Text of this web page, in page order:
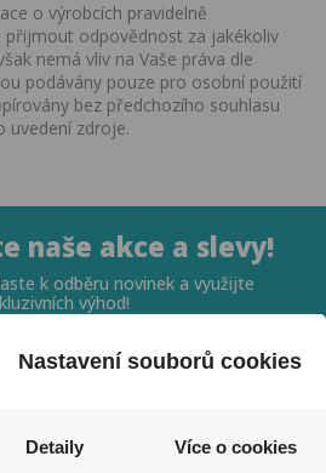
o výrobcích pravidelně
přijmout odpovědnost za jakékoliv
nemá vliv na Vaše práva dle
podávány pouze pro osobní použití
bez předchozího souhlasu
uvedení zdroje.
naše akce a slevy!
k odběru novinek a využijte
výhod!
Nastavení souborů cookies
Detaily Více o cookies